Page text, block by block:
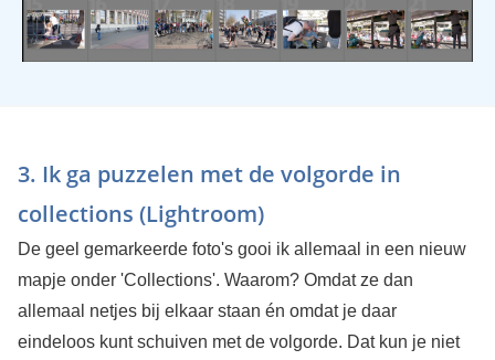
3. Ik ga puzzelen met de volgorde in
collections (Lightroom)
De geel gemarkeerde foto's gooi ik allemaal in een nieuw
mapje onder 'Collections'. Waarom? Omdat ze dan
allemaal netjes bij elkaar staan én omdat je daar
eindeloos kunt schuiven met de volgorde. Dat kun je niet